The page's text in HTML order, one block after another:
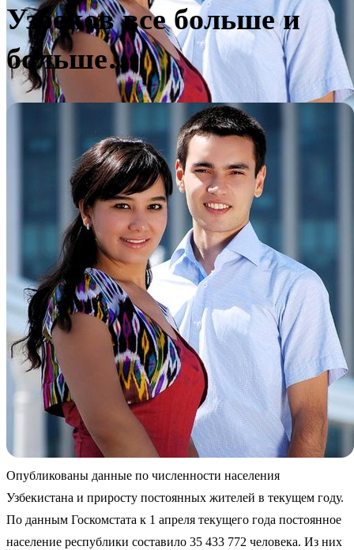
Узбеков все больше и
больше…
Опубликованы данные по численности населения
Узбекистана и приросту постоянных жителей в текущем году.
По данным Госкомстата к 1 апреля текущего года постоянное
население республики составило 35 433 772 человека. Из них